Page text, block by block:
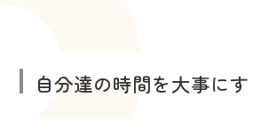
自分達の時間を大事にす